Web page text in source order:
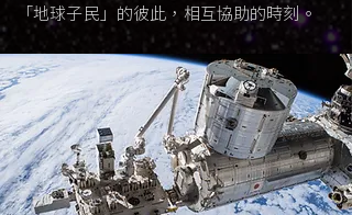
「地球子民」的彼此，相互協助的時刻。